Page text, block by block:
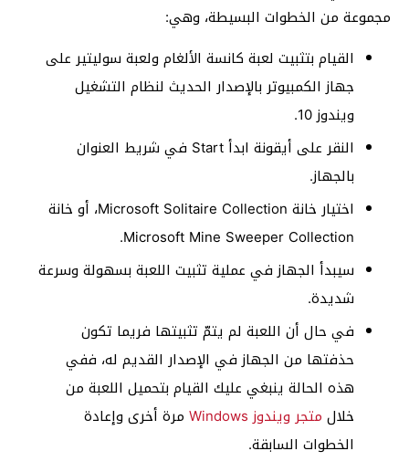
مجموعة من الخطوات البسيطة، وهي:
القيام بتثبيت لعبة كانسة الألغام ولعبة سوليتير على
جهاز الكمبيوتر بالإصدار الحديث لنظام التشغيل
ويندوز 10.
النقر على أيقونة ابدأ Start في شريط العنوان
بالجهاز.
اختيار خانة Microsoft Solitaire Collection، أو خانة
Microsoft Mine Sweeper Collection.
سيبدأ الجهاز في عملية تثبيت اللعبة بسهولة وسرعة
شديدة.
في حال أن اللعبة لم يتمّ تثبيتها فريما تكون
حذفتها من الجهاز في الإصدار القديم له، ففي
هذه الحالة ينبغي عليك القيام بتحميل اللعبة من
خلال متجر ويندوز Windows
مرة أخرى وإعادة
الخطوات السابقة.